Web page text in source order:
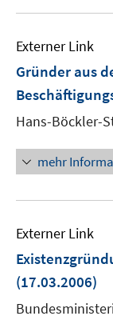
Externer Link
Gründer aus
Hans-Böckler-
mehr
Externer Link
(17.03.2006)